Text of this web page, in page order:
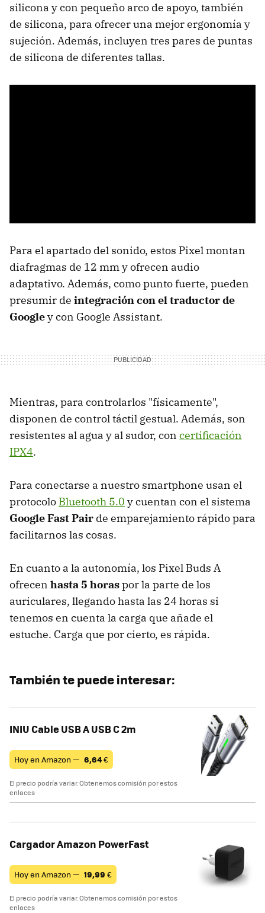
silicona y con pequeño arco de apoyo, también
de silicona, para ofrecer una mejor ergonomía y
sujeción. Además, incluyen tres pares de puntas
de silicona de diferentes tallas.
Para el apartado del sonido, estos Pixel montan
diafragmas de 12 mm y ofrecen audio
adaptativo. Además, como punto fuerte, pueden
presumir de integración con el traductor de
Googley con Google Assistant.
Mientras, para controlarlos "físicamente",
disponen de control táctil gestual. Además, son
resistentes al agua y al sudor, con certificación
IPX4.
Para conectarse a nuestro smartphone usan el
protocolo Bluetooth 5.0 y cuentan con el sistema
Google Fast Pair de emparejamiento rápido para
facilitarnos las cosas.
En cuanto a la autonomía, los Pixel Buds A
ofrecen hasta 5 horaspor la parte de los
auriculares, llegando hasta las 24 horas si
tenemos en cuenta la carga que añade el
estuche. Carga que por cierto, es rápida.
También te puede interesar:
INIU Cable USB A USB C 2m
Hoy en Amazon — 6,64€
El precio podría variar. Obtenemos comisión por estos
enlaces
Cargador Amazon PowerFast
Hoy en Amazon — 19,99 €
El precio podría variar. Obtenemos comisión por estos
enlaces